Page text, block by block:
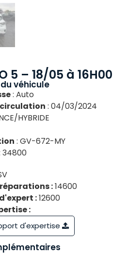
5 – 18/05 à 16H00
véhicule
: Auto
circulation : 04/03/2024
HYBRIDE
: GV-672-MY
34800
:14600
:12600
:
d'expertise